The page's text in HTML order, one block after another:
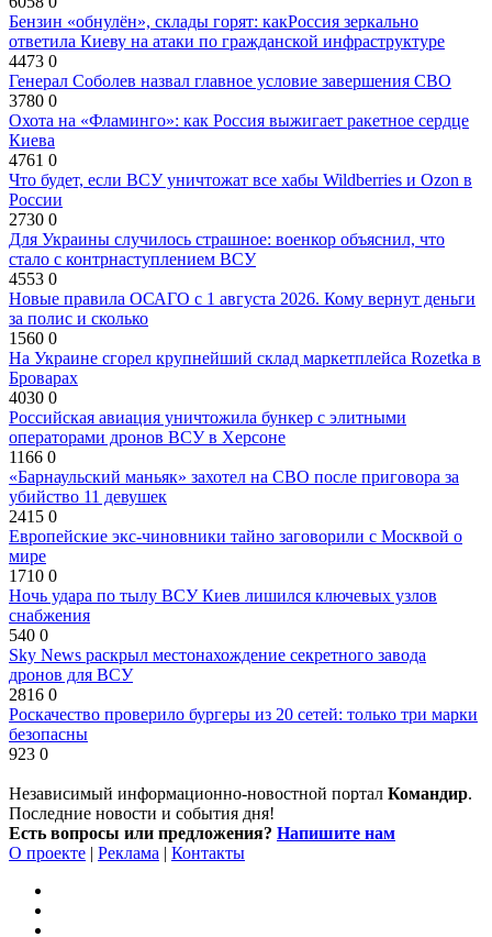
Бензин «обнулён», склады горят: какРоссия зеркально
ответила Киеву на атаки по гражданской инфраструктуре
4473 0
Генерал Соболев назвал главное условие завершения СВО
3780 0
Охота на «Фламинго»: как Россия выжигает ракетное сердце
Киева
4761 0
Что будет, если ВСУ уничтожат все хабы Wildberries и Ozon в
России
2730 0
Для Украины случилось страшное: военкор объяснил, что
стало с контрнаступлением ВСУ
4553 0
Новые правила ОСАГО с 1 августа 2026. Кому вернут деньги
за полис и сколько
1560 0
На Украине сгорел крупнейший склад маркетплейса Rozetka в
Броварах
4030 0
Российская авиация уничтожила бункер с элитными
операторами дронов ВСУ в Херсоне
1166 0
«Барнаульский маньяк» захотел на СВО после приговора за
убийство 11 девушек
2415 0
Европейские экс-чиновники тайно заговорили с Москвой о
мире
1710 0
Ночь удара по тылу ВСУ Киев лишился ключевых узлов
снабжения
540 0
Sky News раскрыл местонахождение секретного завода
дронов для ВСУ
2816 0
Роскачество проверило бургеры из 20 сетей: только три марки
безопасны
923 0
Независимый информационно-новостной портал Командир.
Последние новости и события дня!
Есть вопросы или предложения? Напишите нам
О проекте | Реклама | Контакты